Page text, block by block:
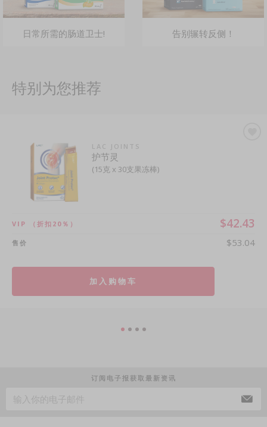
日常所需的肠道卫士! 告别辗转反侧！
特别为您推荐
LAC JOINTS
护节灵
(15克 x 30支果冻棒)
VIP （折扣20％） $42.43
售价 $53.04
加入购物车
订阅电子报获取最新资讯